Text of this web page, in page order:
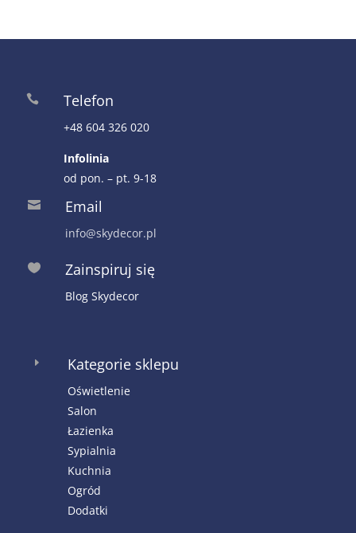
 Telefon
+48 604 326 020
Infolinia
od pon. – pt. 9-18
 Email
info@skydecor.pl
 Zainspiruj się
Blog Skydecor
E Kategorie sklepu
Oświetlenie
Salon
Łazienka
Sypialnia
Kuchnia
Ogród
Dodatki